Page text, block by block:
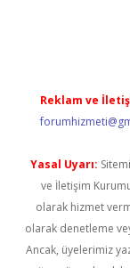
Reklam ve
Yasal Uyarı:
ve İletişim
olarak hizmet
olarak denetleme
Ancak, üyelerimiz